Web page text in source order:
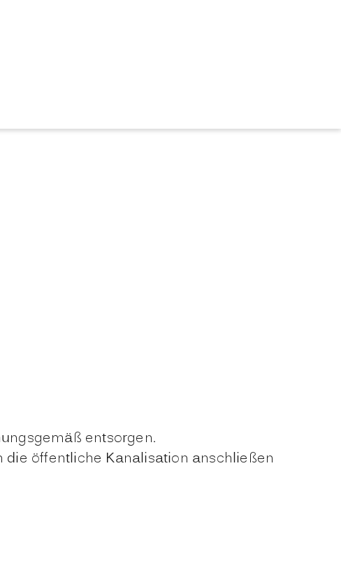
entsorgen.
öffentliche Kanalisation anschließen